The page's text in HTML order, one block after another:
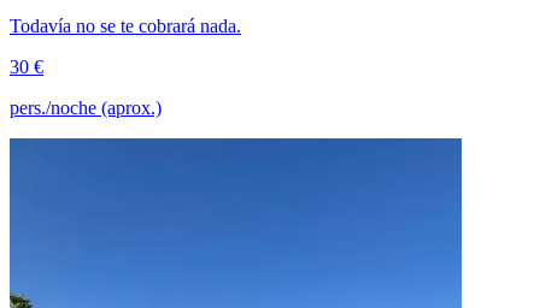
Todavía no se te cobrará nada.
30 €
pers./noche (aprox.)